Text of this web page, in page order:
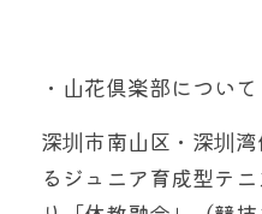
・山花倶楽部について
深圳市南山区・深圳
るジュニア育成型テ